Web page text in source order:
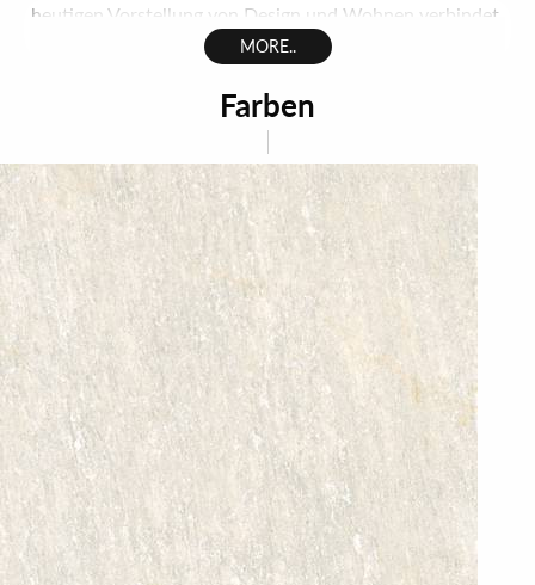
heutigen Vorstellung von Design und Wohnen verbindet.
Die modernen Fliesen in Steinoptik der Menhir-
Kollektion verkörpern die Stärke und Schönheit von
Naturstein, interpretieren aktuelle Trends mit
minimalistischen Einrichtungslösungen und verbinden
die Schönheit der Natur mit der Funktionalität und
Vielseitigkeit von Feinsteinzeug.
Menhir gibt die Schattierungen, Details und Farbtöne
von hochwertigem Naturquarzit originalgetreu wieder.
Eine vollständige, naturgetreue Farbpalette bereichert
jedes Wohn- und Gewerbeprojekt mit Persönlichkeit
und Charakter.
Die Verbindung von Innen- und Außenbereichen ist ein
Trend in der modernen Architektur, der dem wachsenden
Bedürfnis nach ausgewogenen Wohnräumen entspricht.
Menhir erfüllt dieses Bedürfnis mit Lösungen für alle
MORE..
Farben